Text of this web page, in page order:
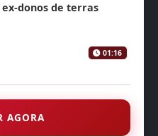
donos de terras
01:16
AGORA